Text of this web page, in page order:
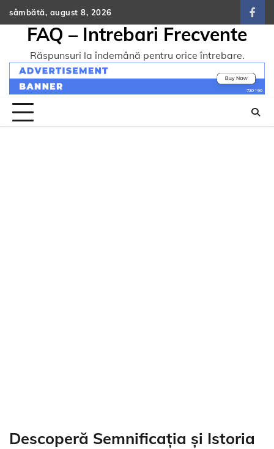
Skip
to
content
sâmbătă, august 8, 2026
FAQ – Intrebari Frecvente
Răspunsuri la îndemână pentru orice întrebare.
Descoperă Semnificația și Istoria